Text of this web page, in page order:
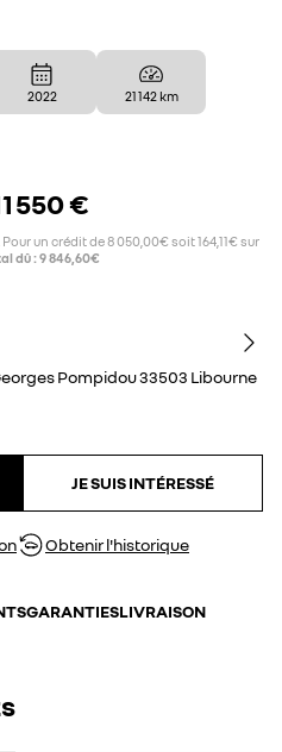
2022 21 142 km
550 €
un crédit de 8 050,00€ soit 164,11€ sur
dû : 9 846,60€
Pompidou33503 Libourne
JE SUIS INTÉRESSÉ
Obtenir l'historique
GARANTIESLIVRAISON